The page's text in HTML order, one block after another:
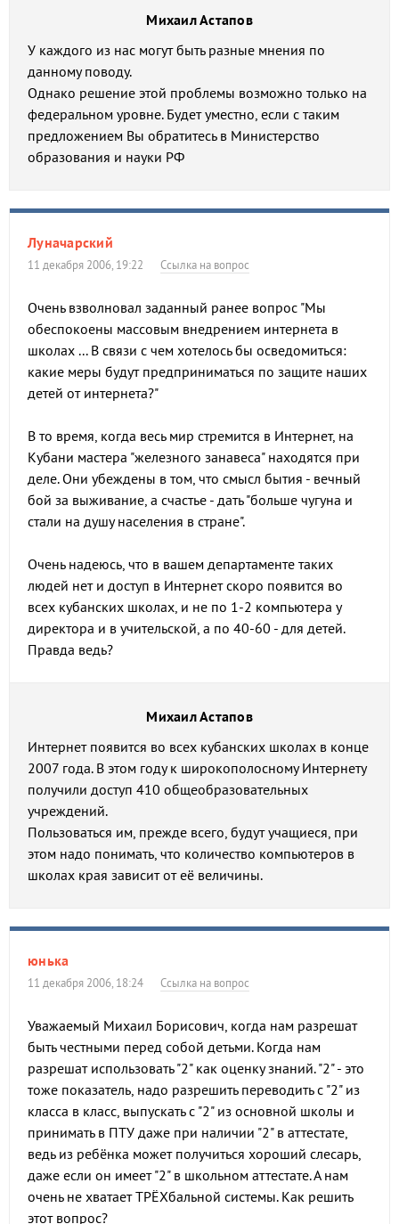
Михаил Астапов
У каждого из нас могут быть разные мнения по
данному поводу.
Однако решение этой проблемы возможно только на
федеральном уровне. Будет уместно, если с таким
предложением Вы обратитесь в Министерство
образования и науки РФ
Луначарский
11 декабря 2006, 19:22 Ссылка на вопрос
Очень взволновал заданный ранее вопрос "Мы
обеспокоены массовым внедрением интернета в
школах ... В связи с чем хотелось бы осведомиться:
какие меры будут предприниматься по защите наших
детей от интернета?"
В то время, когда весь мир стремится в Интернет, на
Кубани мастера "железного занавеса" находятся при
деле. Они убеждены в том, что смысл бытия - вечный
бой за выживание, а счастье - дать "больше чугуна и
стали на душу населения в стране".
Очень надеюсь, что в вашем департаменте таких
людей нет и доступ в Интернет скоро появится во
всех кубанских школах, и не по 1-2 компьютера у
директора и в учительской, а по 40-60 - для детей.
Правда ведь?
Михаил Астапов
Интернет появится во всех кубанских школах в конце
2007 года. В этом году к широкополосному Интернету
получили доступ 410 общеобразовательных
учреждений.
Пользоваться им, прежде всего, будут учащиеся, при
этом надо понимать, что количество компьютеров в
школах края зависит от её величины.
юнька
11 декабря 2006, 18:24 Ссылка на вопрос
Уважаемый Михаил Борисович, когда нам разрешат
быть честными перед собой детьми. Когда нам
разрешат использовать "2" как оценку знаний. "2" - это
тоже показатель, надо разрешить переводить с "2" из
класса в класс, выпускать с "2" из основной школы и
принимать в ПТУ даже при наличии "2" в аттестате,
ведь из ребёнка может получиться хороший слесарь,
даже если он имеет "2" в школьном аттестате. А нам
очень не хватает ТРЁХбальной системы. Как решить
этот вопрос?